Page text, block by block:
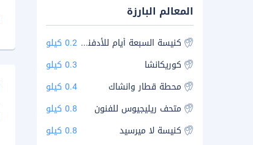
المعالم البارزة
كنيسة السبعة أيام للأدفنتست 0.2 كيلو
كوريكانشا
0.3 كيلو
محطة قطار وانشاك
0.4 كيلو
متحف ريليجيوس للفنون
0.8 كيلو
كنيسة لا ميرسيد
0.8 كيلو